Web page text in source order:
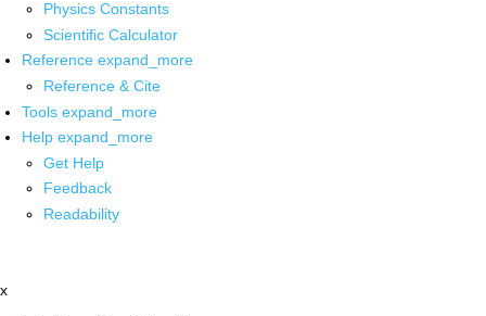
Physics Constants
Scientific Calculator
Reference expand_more
Reference & Cite
Tools expand_more
Help expand_more
Get Help
Feedback
Readability
x